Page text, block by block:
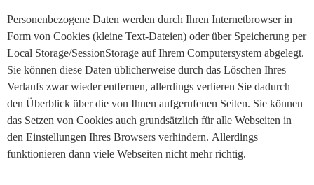
Personenbezogene Daten werden durch Ihren Internetbrowser in
Form von Cookies (kleine Text-Dateien) oder über Speicherung per
Local Storage/SessionStorage auf Ihrem Computersystem abgelegt.
Sie können diese Daten üblicherweise durch das Löschen Ihres
Verlaufs zwar wieder entfernen, allerdings verlieren Sie dadurch
den Überblick über die von Ihnen aufgerufenen Seiten. Sie können
das Setzen von Cookies auch grundsätzlich für alle Webseiten in
den Einstellungen Ihres Browsers verhindern. Allerdings
funktionieren dann viele Webseiten nicht mehr richtig.